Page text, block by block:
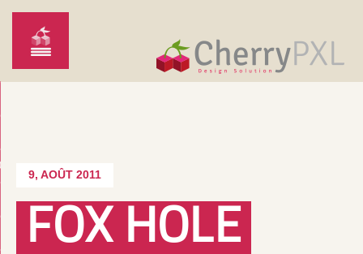
9, AOÛT 2011
FOX HOLE